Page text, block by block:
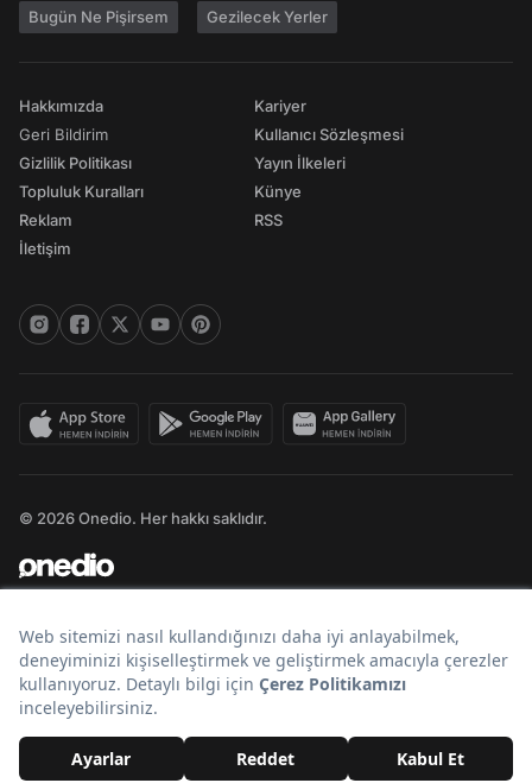
Bugün Ne Pişirsem Gezilecek Yerler
Hakkımızda
Geri Bildirim
Gizlilik Politikası
Topluluk Kuralları
Reklam
İletişim
Kariyer
Kullanıcı Sözleşmesi
Yayın İlkeleri
Künye
RSS
© 2026 Onedio. Her hakkı saklıdır.
Bir markasıdır.